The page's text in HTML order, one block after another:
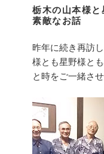
栃木の山本様と
素敵なお話
昨年に続き再訪
様とも星野様と
と時をご一緒さ